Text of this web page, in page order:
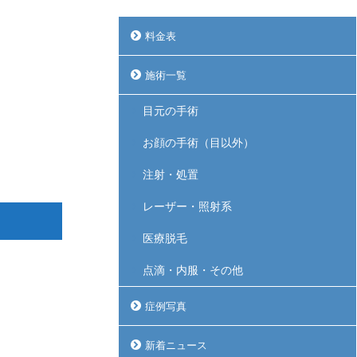
料金表
施術一覧
目元の手術
お顔の手術（目以外）
注射・処置
レーザー・照射系
医療脱毛
点滴・内服・その他
症例写真
新着ニュース